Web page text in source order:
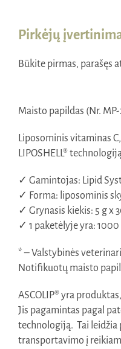
Pirkėjų
Būkite pirmas, parašęs
Maisto papildas (Nr.
Liposominis vitaminas
LIPOSHELL®
✓ Gamintojas: Lipid
✓ Forma: liposominis
✓ Grynasis kiekis: 5 g x
✓ 1 paketėlyje yra:
* – Valstybinės
Notifikuotų maisto
ASCOLIP® yra
Jis pagamintas pagal
technologiją. Tai leidžia
transportavimo į